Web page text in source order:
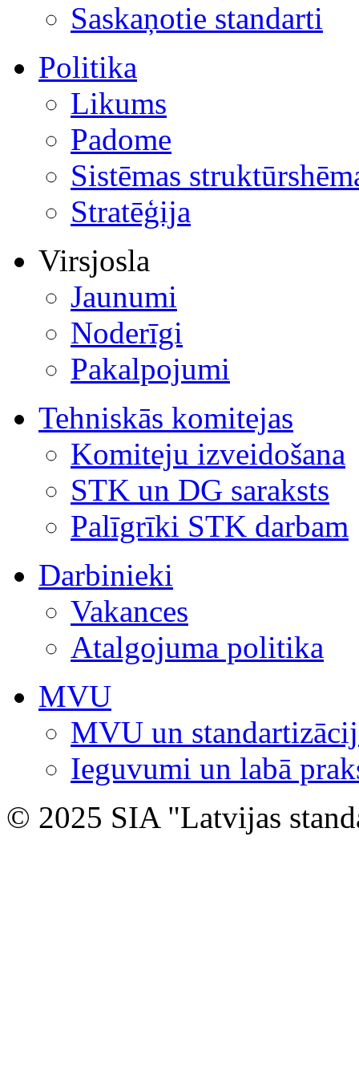
Saskaņotie standarti
Politika
Likums
Padome
Sistēmas
Stratēģija
Virsjosla
Jaunumi
Noderīgi
Pakalpojumi
Tehniskās komitejas
Komiteju izveidošana
STK un DG saraksts
Palīgrīki STK darbam
Darbinieki
Vakances
Atalgojuma politika
MVU
MVU un
Ieguvumi un labā
© 2025 SIA "Latvijas